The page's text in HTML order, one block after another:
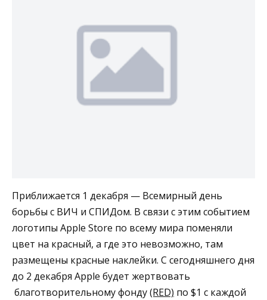
Приближается 1 декабря — Всемирный день
борьбы с ВИЧ и СПИДом. В связи с этим событием
логотипы Apple Store по всему мира поменяли
цвет на красный, а где это невозможно, там
размещены красные наклейки. С сегодняшнего дня
до 2 декабря Apple будет жертвовать
благотворительному фонду(RED) по $1 с каждой